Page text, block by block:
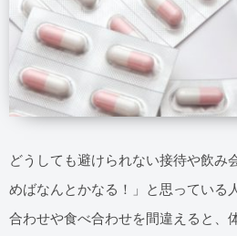
どうしても避けられない接待や飲み
めばなんとかなる！」と思っている
合わせや食べ合わせを間違えると、